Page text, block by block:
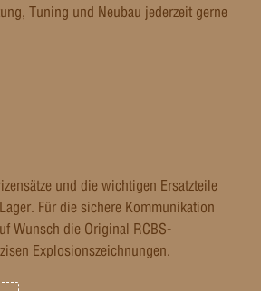
Tuning und Neubau jederzeit gerne
und die wichtigen Ersatzteile
Für die sichere Kommunikation
Wunsch die Original RCBS-
Explosionszeichnungen.